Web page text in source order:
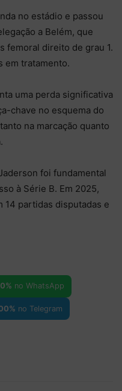
no estádio e passou
a Belém, que
femoral direito de grau 1.
em tratamento.
uma perda significativa
chave no esquema do
na marcação quanto
foi fundamental
à Série B. Em 2025,
14 partidas disputadas e
no WhatsApp
no Telegram